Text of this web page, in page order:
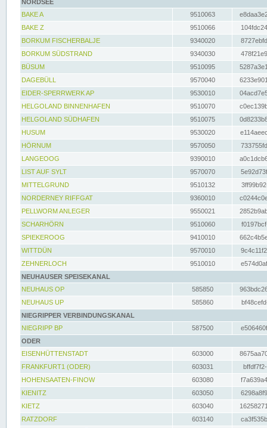
NORDSEE
BAKE A
9510063
BAKE Z
9510066
BORKUM FISCHERBALJE
9340020
BORKUM SÜDSTRAND
9340030
BÜSUM
9510095
DAGEBÜLL
9570040
EIDER-SPERRWERK AP
9530010
HELGOLAND BINNENHAFEN
9510070
HELGOLAND SÜDHAFEN
9510075
HUSUM
9530020
HÖRNUM
9570050
LANGEOOG
9390010
LIST AUF SYLT
9570070
MITTELGRUND
9510132
NORDERNEY RIFFGAT
9360010
PELLWORM ANLEGER
9550021
SCHARHÖRN
9510060
SPIEKEROOG
9410010
WITTDÜN
9570010
ZEHNERLOCH
9510010
NEUHAUSER SPEISEKANAL
NEUHAUS OP
585850
NEUHAUS UP
585860
NIEGRIPPER VERBINDUNGSKANAL
NIEGRIPP BP
587500
ODER
EISENHÜTTENSTADT
603000
FRANKFURT1 (ODER)
603031
HOHENSAATEN-FINOW
603080
KIENITZ
603050
KIETZ
603040
RATZDORF
603140